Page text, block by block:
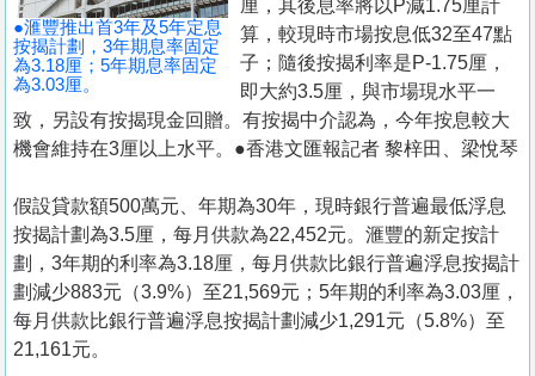
手
冊
關
於
我
們
●滙豐推出首3年及5年定息
按揭計劃，3年期息率固定
為3.18厘；5年期息率固定
為3.03厘。
厘，其後息率將以P減1.75厘計
算，較現時市場按息低32至47點
子；隨後按揭利率是P-1.75厘，
即大約3.5厘，與市場現水平一
致，另設有按揭現金回贈。有按揭中介認為，今年按息較大
機會維持在3厘以上水平。●香港文匯報記者 黎梓田、梁悅琴
假設貸款額500萬元、年期為30年，現時銀行普遍最低浮息
按揭計劃為3.5厘，每月供款為22,452元。滙豐的新定按計
劃，3年期的利率為3.18厘，每月供款比銀行普遍浮息按揭計
劃減少883元（3.9%）至21,569元；5年期的利率為3.03厘，
每月供款比銀行普遍浮息按揭計劃減少1,291元（5.8%）至
21,161元。